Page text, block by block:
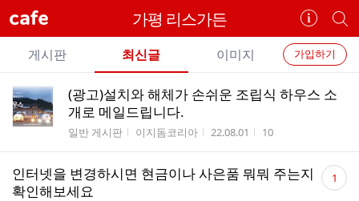
cafe 가평 리스가든
카
페
정
보
기
개
별
카
페
색
카
페
메
뉴
가입하기
게시판 최신글 이미지
전
체
글
(광고)설치와 해체가 손쉬운 조립식 하우스 소
개로 메일드립니다.
게시판명
일반 게시판 작성자
이지돔코리아 작성시간
22.08.01 조회수
10
인터넷을 변경하시면 현금이나 사은품 뭐뭐 주는지
확인해보세요
댓
글 1